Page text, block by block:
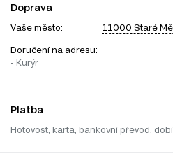
Doprava
Vaše město: 11000 Staré
Doručení na adresu:
- Kurýr
Platba
Hotovost, karta, bankovní převod,